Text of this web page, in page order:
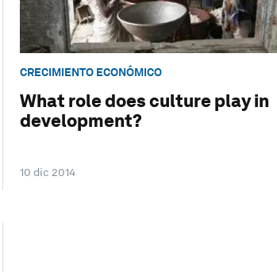
CRECIMIENTO ECONÓMICO
What role does culture play in
development?
10 dic 2014